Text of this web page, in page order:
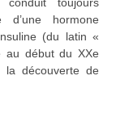
d’une hormone
(du latin «
au début du XXe
la découverte de